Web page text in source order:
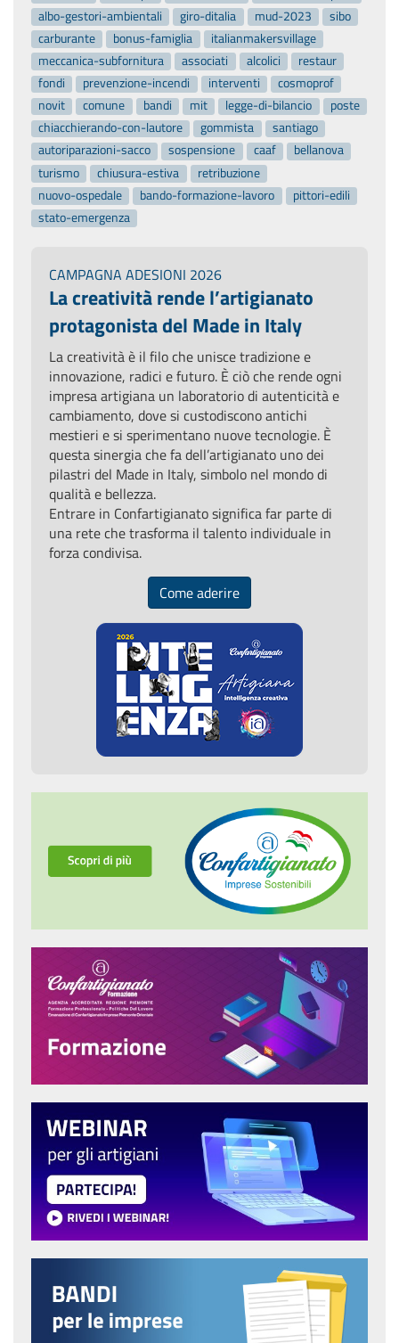
albo-gestori-ambientali
giro-ditalia mud-2023
sibo
carburante
bonus-famiglia
italianmakersvillage
meccanica-subfornitura
associati alcolici
restaur
fondi
prevenzione-incendi interventi
cosmoprof
novit
comune bandi mit legge-di-bilancio
poste
chiacchierando-con-lautore
gommista
santiago
autoriparazioni-sacco
sospensione caaf
bellanova
turismo
chiusura-estiva
retribuzione
nuovo-ospedale
bando-formazione-lavoro
pittori-edili
stato-emergenza
CAMPAGNA ADESIONI 2026
La creatività rende l’artigianato
protagonista del Made in Italy
La creatività è il filo che unisce tradizione e
innovazione, radici e futuro. È ciò che rende ogni
impresa artigiana un laboratorio di autenticità e
cambiamento, dove si custodiscono antichi
mestieri e si sperimentano nuove tecnologie. È
questa sinergia che fa dell’artigianato uno dei
pilastri del Made in Italy, simbolo nel mondo di
qualità e bellezza.
Entrare in Confartigianato significa far parte di
una rete che trasforma il talento individuale in
forza condivisa.
Come aderire